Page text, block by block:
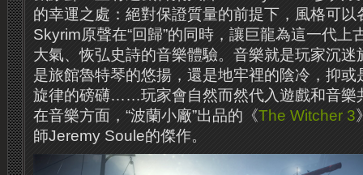
的幸運之處：絕對保證質量的前提下，風格可
Skyrim原聲在“回歸”的同時，讓巨龍為這一代上
大氣、恢弘史詩的音樂體驗。音樂就是玩家沉
是旅館魯特琴的悠揚，還是地牢裡的陰冷，抑
旋律的磅礴……玩家會自然而然代入遊戲和音樂
在音樂方面，“波蘭小廠”出品的《The Witcher 3
師Jeremy Soule的傑作。